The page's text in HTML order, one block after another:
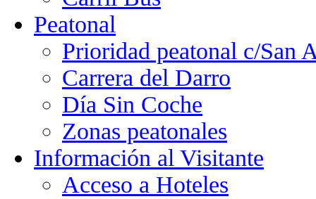
Peatonal
Prioridad peatonal c/San
Carrera del Darro
Día Sin Coche
Zonas peatonales
Información al Visitante
Acceso a Hoteles